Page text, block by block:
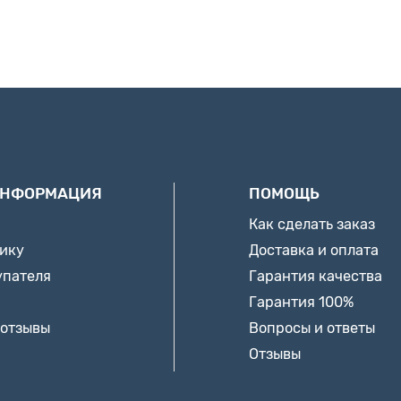
ПОМОЩЬ
Как сделать заказ
Доставка и оплата
Гарантия качества
Гарантия 100%
Вопросы и ответы
Отзывы